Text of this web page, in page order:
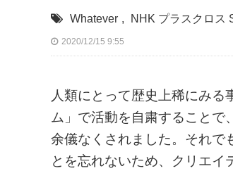
Whatever , NHK プラスクロス
2020/12/15 9:55
人類にとって歴史上稀にみ
ム」で活動を自粛することで
余儀なくされました。それで
とを忘れないため、クリエイ